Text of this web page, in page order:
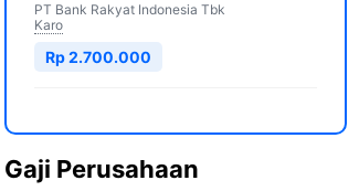
PT Bank Rakyat Indonesia Tbk
Karo
Rp 2.700.000
Gaji Perusahaan